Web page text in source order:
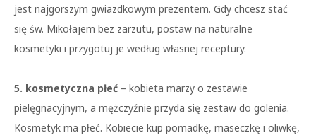
jest najgorszym gwiazdkowym prezentem. Gdy chcesz stać
się św. Mikołajem bez zarzutu, postaw na naturalne
kosmetyki i przygotuj je według własnej receptury.
5. kosmetyczna płeć – kobieta marzy o zestawie
pielęgnacyjnym, a mężczyźnie przyda się zestaw do golenia.
Kosmetyk ma płeć. Kobiecie kup pomadkę, maseczkę i oliwkę,